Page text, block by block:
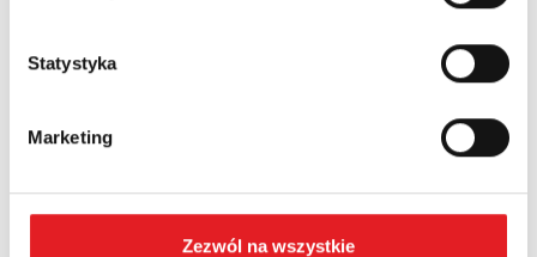
Statystyka
Marketing
Zezwól na wszystkie